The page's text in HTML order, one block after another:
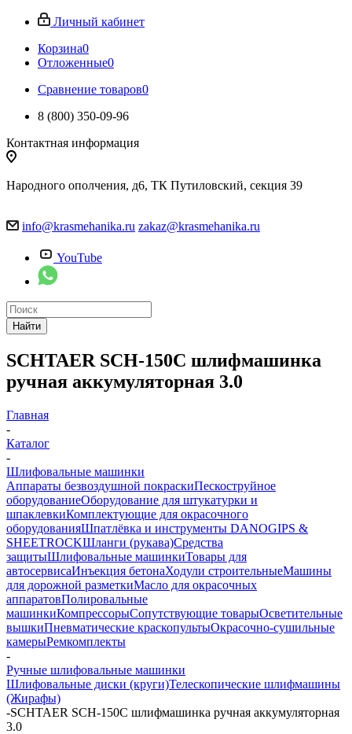
Личный кабинет
Корзина0
Отложенные0
Сравнение товаров0
8 (800) 350-09-96
Контактная информация
Народного ополчения, д6, ТК Путиловский, секция 39
info@krasmehanika.ru zakaz@krasmehanika.ru
YouTube
Найти
SCHTAER SCH-150C шлифмашинка
ручная аккумуляторная 3.0
Главная
-
Каталог
-
Шлифовальные машинки
Аппараты безвоздушной покраскиПескоструйное
оборудованиеОборудование для штукатурки и
шпаклевкиКомплектующие для окрасочного
оборудованияШпатлёвка и инструменты DANOGIPS &
SHEETROCKШланги (рукава)Средства
защитыШлифовальные машинкиТовары для
автосервисаИнъекция бетонаХодули строительныеМашины
для дорожной разметкиМасло для окрасочных
аппаратовПолировальные
машинкиКомпрессорыСопутствующие товарыОсветительные
вышкиПневматические краскопультыОкрасочно-сушильные
камерыРемкомплекты
-
Ручные шлифовальные машинки
Шлифовальные диски (круги)Телескопические шлифмашины
(Жирафы)
-SCHTAER SCH-150C шлифмашинка ручная аккумуляторная
3.0